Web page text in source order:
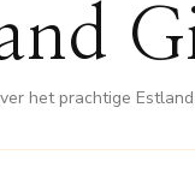
het prachtige Estland